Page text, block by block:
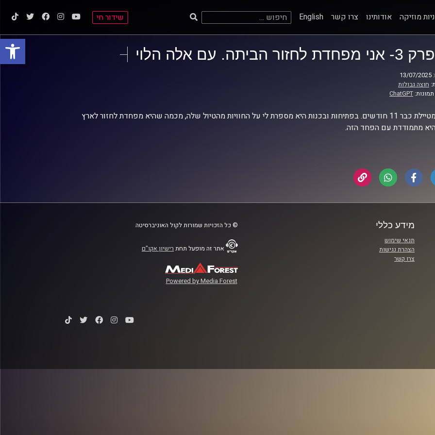
פתח
מוזיקה אודותינו צרו קשר English חיפוש: שידור חי
פרק 3- אני מפחדת לחזור הביתה. עם אלה הלוי
חוצה גבולות
ChatGPT
אלה מטיילת כבר 11 חודשים. בפתיחות ובכנות היא מספרת לי על החוויות מהטיול שלה, מכמה שהיא מפחדת לחזור לארץ
היא מתמודדת עם הפחד הזה.
מידע כללי
תנאי שימוש
הצהרת נגישות
צרו קשר
© כל הזכויות שמורות לקול האוניברסיטה
אתר זה מופעל תחת רישיון אקו"ם
Powered by Media Forest